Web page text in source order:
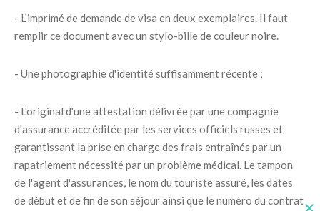
- L'imprimé de demande de visa en deux exemplaires. Il faut
remplir ce document avec un stylo-bille de couleur noire.
- Une photographie d'identité suffisamment récente ;
- L'original d'une attestation délivrée par une compagnie
d'assurance accréditée par les services officiels russes et
garantissant la prise en charge des frais entraînés par un
rapatriement nécessité par un problème médical. Le tampon
de l'agent d'assurances, le nom du touriste assuré, les dates
de début et de fin de son séjour ainsi que le numéro du contrat